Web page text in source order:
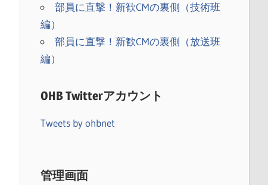
部員に直撃！新歓CMの裏側（技術班
編）
部員に直撃！新歓CMの裏側（放送班
編）
OHB Twitterアカウント
Tweets by ohbnet
管理画面